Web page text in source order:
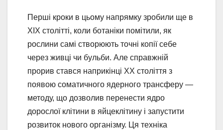
Перші кроки в цьому напрямку зробили ще в
XIX столітті, коли ботаніки помітили, як
рослини самі створюють точні копії себе
через живці чи бульби. Але справжній
прорив стався наприкінці XX століття з
появою соматичного ядерного трансферу —
методу, що дозволив перенести ядро
дорослої клітини в яйцеклітину і запустити
розвиток нового організму. Ця техніка